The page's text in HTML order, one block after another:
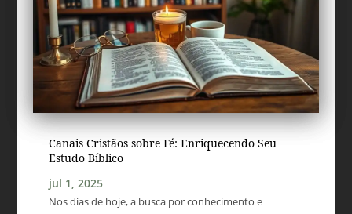
Canais Cristãos sobre Fé: Enriquecendo Seu
Estudo Bíblico
jul 1, 2025
Nos dias de hoje, a busca por conhecimento e